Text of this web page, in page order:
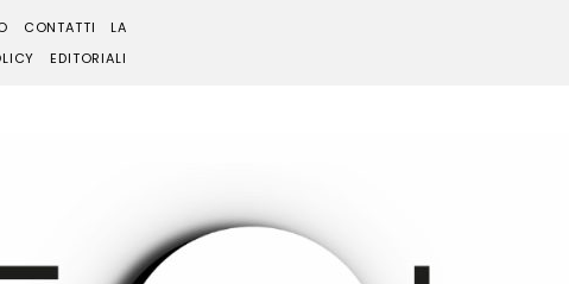
CONTATTI
LA
EDITORIALI